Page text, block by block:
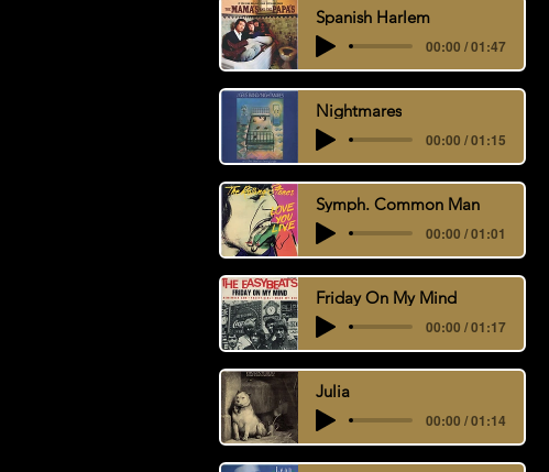
Spanish Harlem
00:00 / 01:47
Nightmares
00:00 / 01:15
Symph. Common Man
00:00 / 01:01
Friday On My Mind
00:00 / 01:17
Julia
00:00 / 01:14